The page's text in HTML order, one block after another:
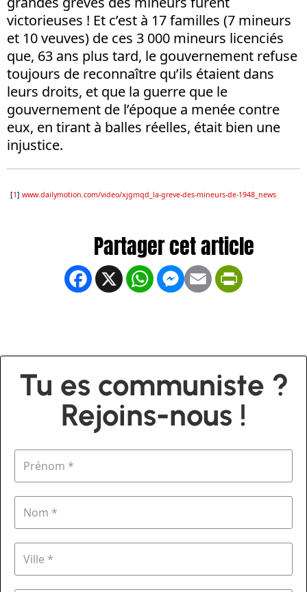
victorieuses ! Et c’est à 17 familles (7 mineurs
et 10 veuves) de ces 3 000 mineurs licenciés
que, 63 ans plus tard, le gouvernement refuse
toujours de reconnaître qu’ils étaient dans
leurs droits, et que la guerre que le
gouvernement de l’époque a menée contre
eux, en tirant à balles réelles, était bien une
injustice.
[1] www.dailymotion.com/video/xjgmqd_la-greve-des-mineurs-de-1948_news
Facebook
X WhatsApp
Messenger
Email
Tu es communiste ?
Rejoins-nous !